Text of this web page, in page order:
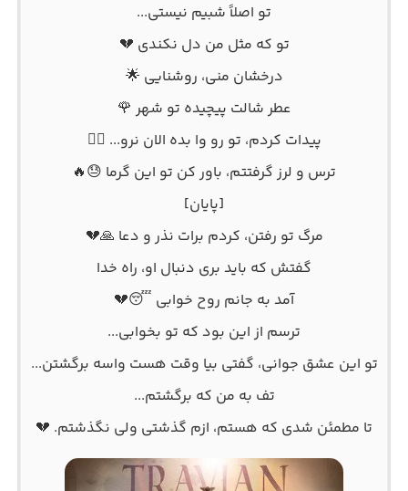
تو اصلاً شبیم نیستی...
تو که مثل من دل نکندی 💔
درخشان منی، روشنایی 🌟
عطر شالت پیچیده تو شهر 🌹
پیدات کردم، تو رو وا بده الان نرو... 🚶‍♀️
ترس و لرز گرفتتم، باور کن تو این گرما 😓🔥
[پایان]
مرگ تو رفتن، کردم برات نذر و دعا 🙏💔
گفتش که باید بری دنبال او، راه خدا
آمد به جانم روح خوابی 😴💔
ترسم از این بود که تو بخوابی...
تو این عشق جوانی، گفتی بیا وقت هست واسه برگشتن...
تف به من که برگشتم...
تا مطمئن شدی که هستم، ازم گذشتی ولی نگذشتم. 💔